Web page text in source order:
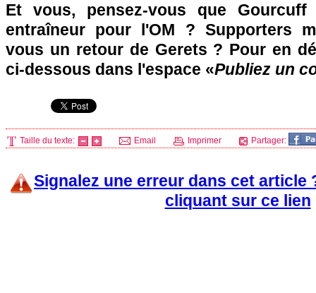
Et vous, pensez-vous que
entraîneur pour l'OM ? Supporters
vous un retour de Gerets ? Pour en
ci-dessous dans l'espace «Publiez un
Taille du texte: Email Imprimer Partager:
Signalez une erreur dans cet article
cliquant sur ce lien